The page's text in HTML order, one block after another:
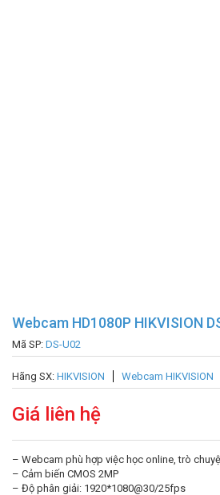
Webcam HD1080P HIKVISION
Mã SP: DS-U02
Hãng SX: HIKVISION Webcam HIKVISION
Giá liên hệ
– Webcam phù hợp việc học online, trò
– Cảm biến CMOS 2MP
– Độ phân giải: 1920*1080@30/25fps